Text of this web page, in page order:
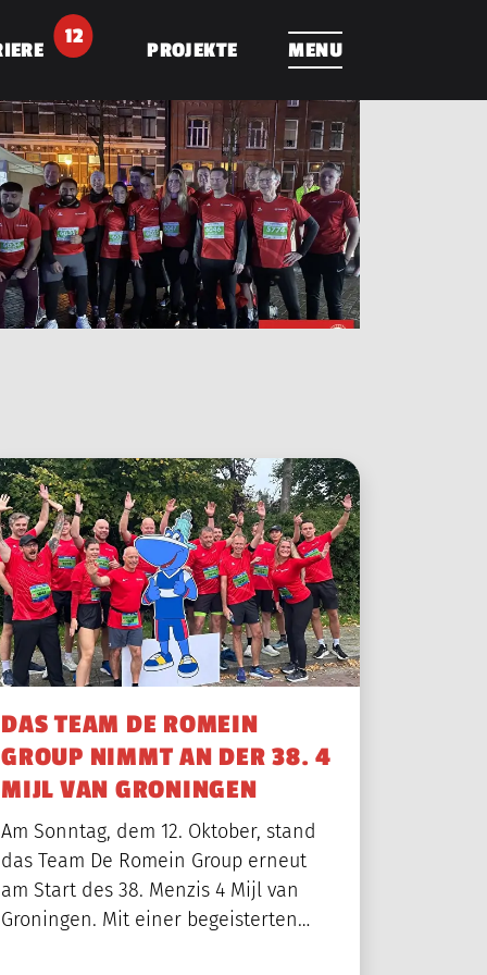
12
PROJEKTE MENU
VIDEOS MERCHANDISE KONTAKT
DAS TEAM DE ROMEIN
GROUP NIMMT AN DER 38. 4
MIJL VAN GRONINGEN
Am Sonntag, dem 12. Oktober, stand
das Team De Romein Group erneut
am Start des 38. Menzis 4 Mijl van
Groningen. Mit einer begeisterten…